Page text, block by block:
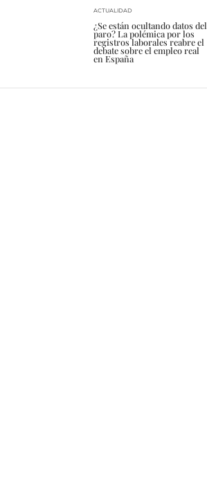
¿Se están ocultando datos del
paro? La polémica por los
registros laborales reabre el
debate sobre el empleo real
en España
ACTUALIDAD